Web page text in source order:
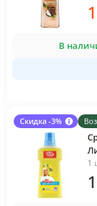
В
Скидка -3%
1